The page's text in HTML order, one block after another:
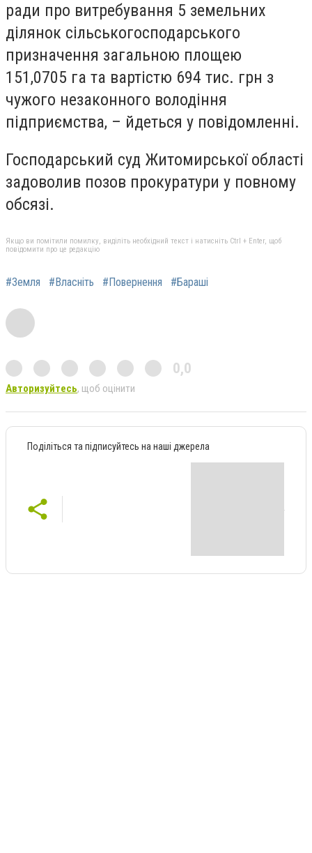
ради про витребування 5 земельних
ділянок сільськогосподарського
призначення загальною площею
151,0705 га та вартістю 694 тис. грн з
чужого незаконного володіння
підприємства, – йдеться у повідомленні.
Господарський суд Житомирської області
задоволив позов прокуратури у повному
обсязі.
Якщо ви помітили помилку, виділіть необхідний текст і натисніть Ctrl + Enter, щоб
повідомити про це редакцію
#Земля #Власніть #Повернення #Бараші
0,0
Авторизуйтесь, щоб оцінити
Поділіться та підписуйтесь на наші джерела